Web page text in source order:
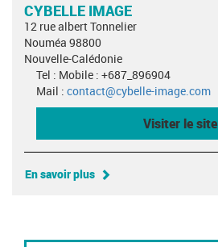
CYBELLE IMAGE
12 rue albert Tonnelier
Nouméa 98800
Nouvelle-Calédonie
Tel : Mobile : +687_896904
Mail : contact@cybelle-image.com
Visiter le site
En savoir plus